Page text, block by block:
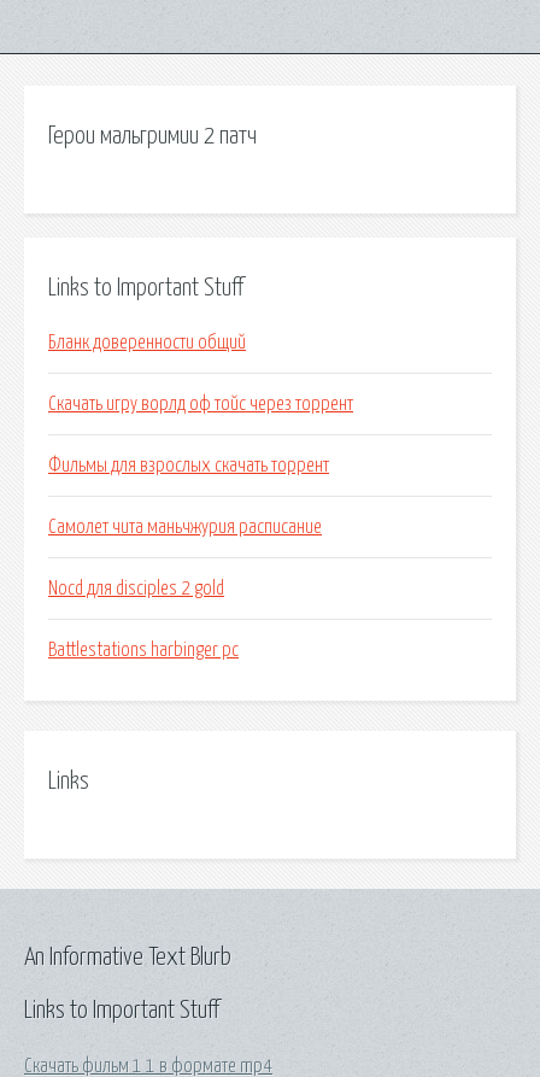
Герои мальгримии 2 патч
Links to Important Stuff
Бланк доверенности общий
Скачать игру ворлд оф тойс через торрент
Фильмы для взрослых скачать торрент
Самолет чита маньчжурия расписание
Nocd для disciples 2 gold
Battlestations harbinger pc
Links
Links to Important Stuff
Скачать фильм 1 1 в формате mp4
An Informative Text Blurb